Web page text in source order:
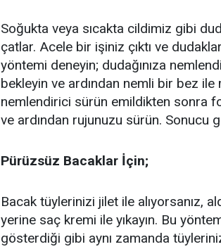
Soğukta veya sıcakta cildimiz gibi
çatlar. Acele bir işiniz çıktı ve
yöntemi deneyin; dudağınıza
bekleyin ve ardından nemli bir bez ile
nemlendirici sürün emildikten sonra
ve ardından rujunuzu sürün. Sonucu
Pürüzsüz Bacaklar İçin;
Bacak tüylerinizi jilet ile alıyorsanız,
yerine saç kremi ile yıkayın. Bu
gösterdiği gibi aynı zamanda